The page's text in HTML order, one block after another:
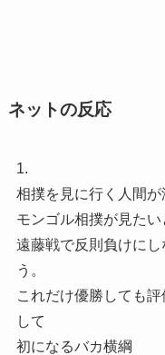
ネットの反応
1.
相撲を見に行く人間
モンゴル相撲が見たい
遠藤戦で反則負けに
う。
これだけ優勝しても
して
初になるバカ横綱